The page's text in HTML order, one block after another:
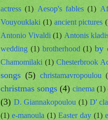
actress (1) Aesop's fables (1)
Vouyouklaki (1) ancient pictures
Antonio Vivaldi (1) Antonis
wedding (1) brotherhood (1) by
Chamomilaki (1) Chesterbrook
songs (5) christamavropoulou
christmas songs (4) cinema (1)
(3) D. Giannakopoulou (1) D'
(1) e-manoula (1) Easter day (1)